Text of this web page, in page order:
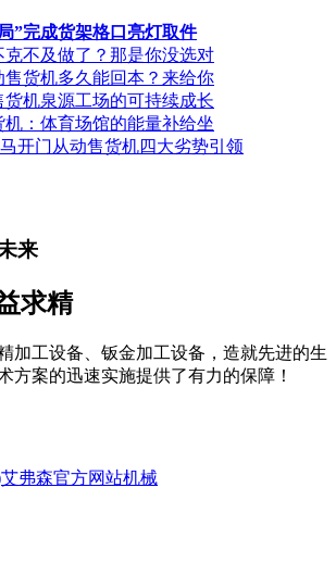
”完成货架格口亮灯取件
克不及做了？那是你没选对
售货机多久能回本？来给你
机泉源工场的可持续成长
机：体育场馆的能量补给坐
开门从动售货机四大劣势引领
来
求精
加工设备、钣金加工设备，造就先进的生
方案的迅速实施提供了有力的保障！